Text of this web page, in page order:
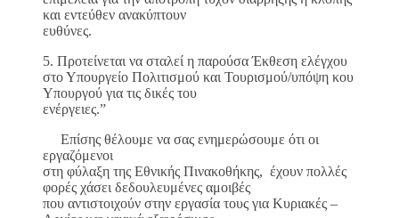
και εντεύθεν ανακύπτουν
ευθύνες.
5. Προτείνεται να σταλεί η παρούσα Έκθεση ελέγχου
στο Υπουργείο Πολιτισμού και Τουρισμού/υπόψη κου
Υπουργού για τις δικές του
ενέργειες.”
Επίσης θέλουμε να σας ενημερώσουμε ότι οι
εργαζόμενοι
στη φύλαξη της Εθνικής Πινακοθήκης, έχουν πολλές
φορές χάσει δεδουλευμένες αμοιβές
που αντιστοιχούν στην εργασία τους για Κυριακές –